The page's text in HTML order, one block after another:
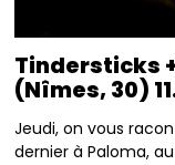
Tindersticks
(Nîmes, 30)
Jeudi, on vous
dernier à Paloma,